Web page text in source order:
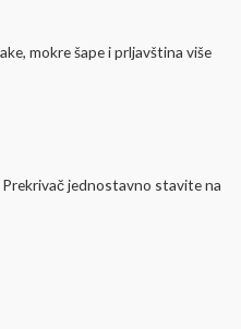
mokre šape i prljavština više
jednostavno stavite na